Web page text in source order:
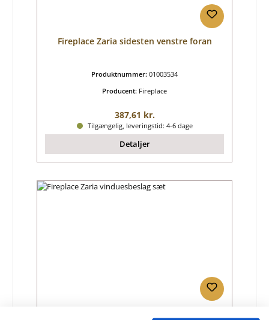
Fireplace Zaria sidesten venstre foran
Produktnummer: 01003534
Producent: Fireplace
Almindelig pris:
387,61 kr.
Tilgængelig, leveringstid: 4-6 dage
Detaljer